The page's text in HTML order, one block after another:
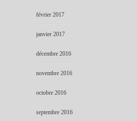
février 2017
janvier 2017
décembre 2016
novembre 2016
octobre 2016
septembre 2016